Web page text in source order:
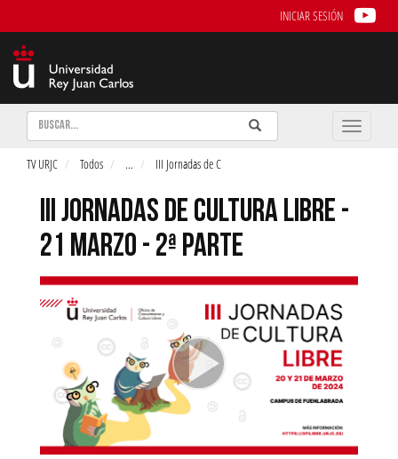
INICIAR SESIÓN
Buscar Enviar
Buscar
Toggle
TV URJC Todos ... III Jornadas de C
III JORNADAS DE CULTURA LIBRE -
21 MARZO - 2ª PARTE